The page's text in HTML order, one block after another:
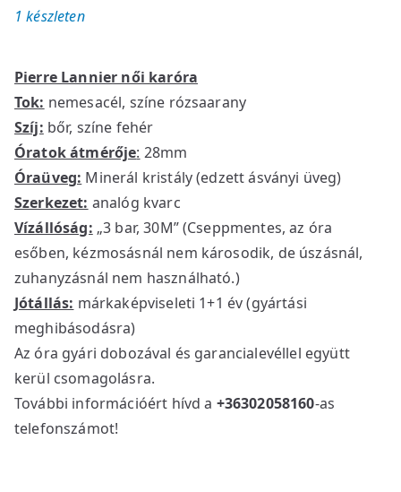
Pierre Lannier női karóra
Tok: nemesacél, színe rózsaarany
Szíj: bőr, színe fehér
Óratok átmérője: 28mm
Óraüveg: Minerál kristály (edzett ásványi üveg)
Szerkezet: analóg kvarc
Vízállóság: „3 bar, 30M” (Cseppmentes, az óra
esőben, kézmosásnál nem károsodik, de úszásnál,
zuhanyzásnál nem használható.)
Jótállás: márkaképviseleti 1+1 év (gyártási
meghibásodásra)
Az óra gyári dobozával és garancialevéllel együtt
kerül csomagolásra.
További információért hívd a +36302058160-as
telefonszámot!
1 készleten